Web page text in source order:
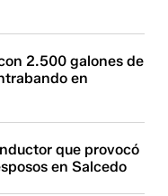
2.500 galones de
en
que provocó
en Salcedo